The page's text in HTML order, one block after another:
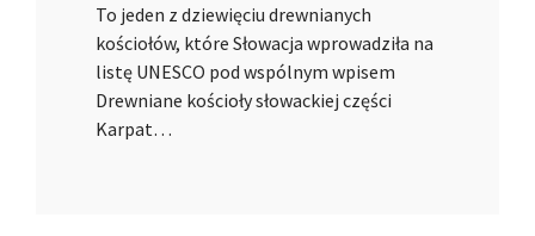
To jeden z dziewięciu drewnianych
kościołów, które Słowacja wprowadziła na
listę UNESCO pod wspólnym wpisem
Drewniane kościoły słowackiej części
Karpat…